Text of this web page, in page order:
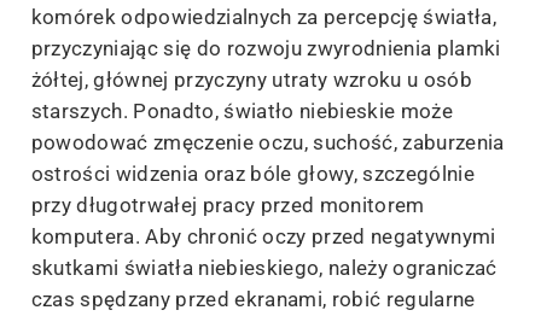
komórek odpowiedzialnych za percepcję światła,
przyczyniając się do rozwoju zwyrodnienia plamki
żółtej, głównej przyczyny utraty wzroku u osób
starszych. Ponadto, światło niebieskie może
powodować zmęczenie oczu, suchość, zaburzenia
ostrości widzenia oraz bóle głowy, szczególnie
przy długotrwałej pracy przed monitorem
komputera. Aby chronić oczy przed negatywnymi
skutkami światła niebieskiego, należy ograniczać
czas spędzany przed ekranami, robić regularne